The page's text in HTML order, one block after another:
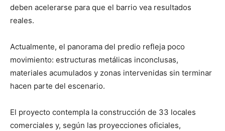
deben acelerarse para que el barrio vea resultados
reales.
Actualmente, el panorama del predio refleja poco
movimiento: estructuras metálicas inconclusas,
materiales acumulados y zonas intervenidas sin terminar
hacen parte del escenario.
El proyecto contempla la construcción de 33 locales
comerciales y, según las proyecciones oficiales,